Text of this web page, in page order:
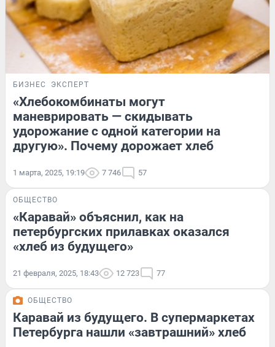
БИЗНЕС ЭКСПЕРТ
«Хлебокомбинаты могут
маневрировать — скидывать
удорожание с одной категории на
другую». Почему дорожает хлеб
1 марта, 2025, 19:19 7 746 57
ОБЩЕСТВО
«Каравай» объяснил, как на
петербургских прилавках оказался
«хлеб из будущего»
21 февраля, 2025, 18:43 12 723 77
ОБЩЕСТВО
Каравай из будущего. В супермаркетах
Петербурга нашли «завтрашний» хлеб